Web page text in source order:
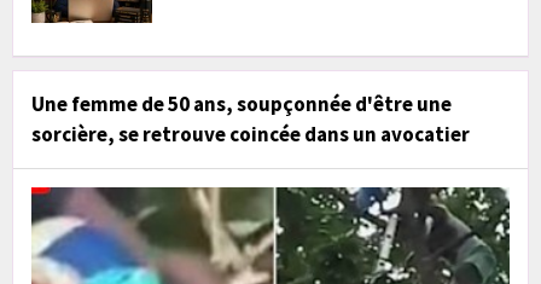
Une femme de 50 ans, soupçonnée d'être une
sorcière, se retrouve coincée dans un avocatier